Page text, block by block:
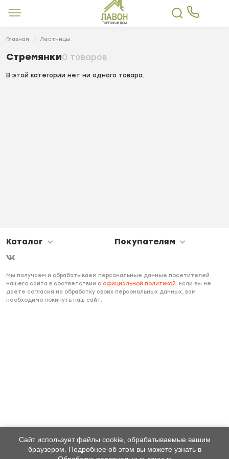
Главная Лестницы
Стремянки0 товаров
В этой категории нет ни одного товара.
Каталог Покупателям
Мы получаем и обрабатываем персональные данные посетителей
нашего сайта в соответствии с официальной политикой. Если вы не
даете согласия на обработку своих персональных данных, вам
необходимо покинуть наш сайт.
Сайт использует файлы cookie, обрабатываемые вашим
браузером. Подробнее об этом вы можете узнать в